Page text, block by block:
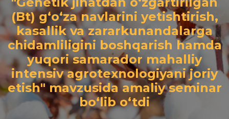
(Bt) g‘o‘za navlarini yetishtirish,
kasallik va zararkunandalarga
chidamliligini boshqarish hamda
yuqori samarador mahalliy
intensiv agrotexnologiyani joriy
etish" mavzusida amaliy seminar
bo‘lib o‘tdi